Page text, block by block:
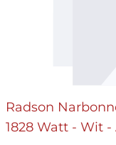
Radson
1828 Watt - Wit -